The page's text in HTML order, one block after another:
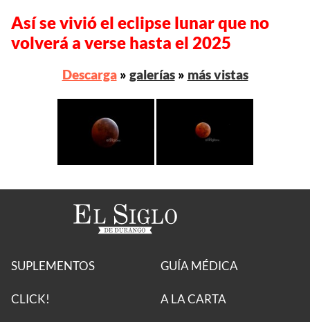
Así se vivió el eclipse lunar que no
volverá a verse hasta el 2025
Descarga» galerías» más vistas
SUPLEMENTOS
CLICK!
GUÍA MÉDICA
A LA CARTA